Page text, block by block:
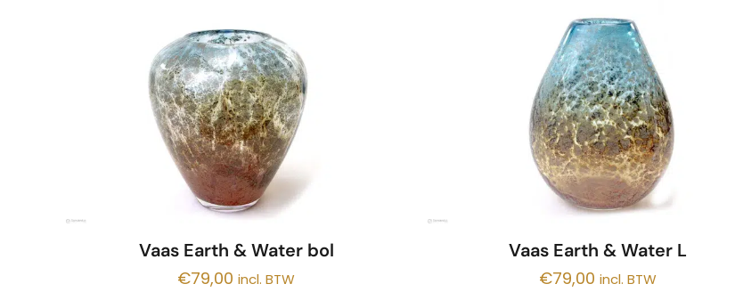
Vaas Earth & Water bol
€79,00 incl. BTW
Vaas Earth & Water L
€79,00 incl. BTW